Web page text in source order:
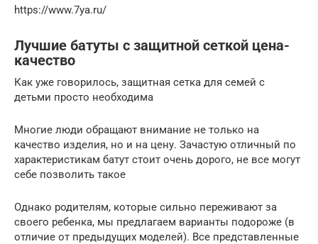
https://www.7ya.ru/
Лучшие батуты с защитной сеткой цена-
качество
Как уже говорилось, защитная сетка для семей с
детьми просто необходима
Многие люди обращают внимание не только на
качество изделия, но и на цену. Зачастую отличный по
характеристикам батут стоит очень дорого, не все могут
себе позволить такое
Однако родителям, которые сильно переживают за
своего ребенка, мы предлагаем варианты подороже (в
отличие от предыдущих моделей). Все представленные